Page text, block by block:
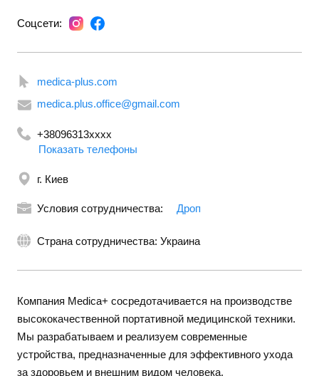
Соцсети:
medica-plus.com
medica.plus.office@gmail.com
+38096313xxxx
Показать телефоны
г. Киев
Условия сотрудничества: Дроп
Страна сотрудничества: Украина
Компания Medica+ сосредотачивается на производстве
высококачественной портативной медицинской техники.
Мы разрабатываем и реализуем современные
устройства, предназначенные для эффективного ухода
за здоровьем и внешним видом человека.